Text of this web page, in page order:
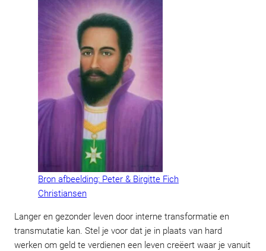
Bron afbeelding: Peter & Birgitte Fich
Christiansen
Langer en gezonder leven door interne transformatie en
transmutatie kan. Stel je voor dat je in plaats van hard
werken om geld te verdienen een leven creëert waar je vanuit